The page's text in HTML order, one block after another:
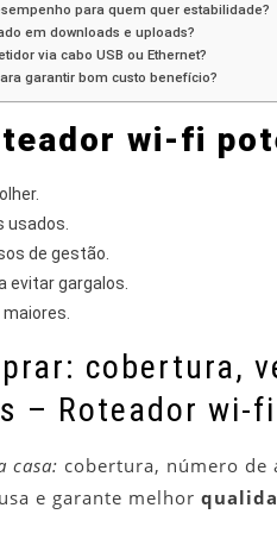
para quem quer estabilidade?
em downloads e uploads?
via cabo USB ou Ethernet?
garantir bom custo benefício?
wi-fi
usados.
de gestão.
evitar gargalos.
cobertura,
– Roteador wi-
casa: cobertura, número de
e garante melhor